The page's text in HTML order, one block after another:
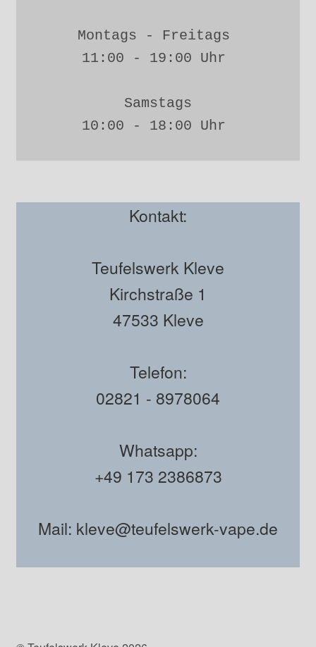
Montags - Freitags
11:00 - 19:00 Uhr
Samstags
10:00 - 18:00 Uhr
Kontakt:
Teufelswerk Kleve
Kirchstraße 1
47533 Kleve
Telefon:
02821 - 8978064
Whatsapp:
+49 173 2386873
Mail: kleve@teufelswerk-vape.de